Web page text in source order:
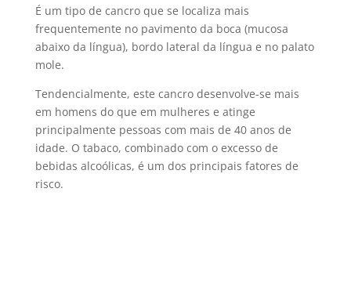
É um tipo de cancro que se localiza mais
frequentemente no pavimento da boca (mucosa
abaixo da língua), bordo lateral da língua e no palato
mole.
Tendencialmente, este cancro desenvolve-se mais
em homens do que em mulheres e atinge
principalmente pessoas com mais de 40 anos de
idade. O tabaco, combinado com o excesso de
bebidas alcoólicas, é um dos principais fatores de
risco.